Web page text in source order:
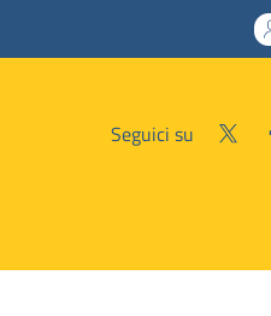
Seguici su